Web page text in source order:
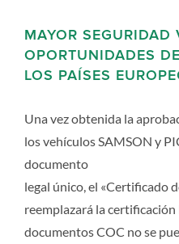
MAYOR SEGURIDAD
OPORTUNIDADES
LOS PAÍSES
Una vez obtenida la
los vehículos SAMSON y
documento
legal único, el «Certificado
reemplazará la
documentos COC no se